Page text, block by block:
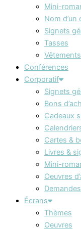
Mini-
Nom d’un
Signets
Tasses
Vêtements
Conférences
Corporatif
Signets
Bons
Cadeaux
Cartes &
Livres &
Mini-
Oeuvres
Écrans
Thèmes
Oeuvres